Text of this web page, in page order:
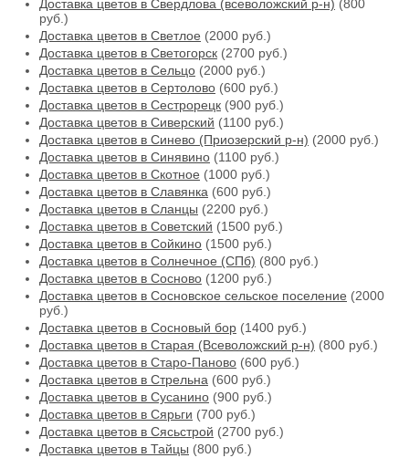
Доставка цветов в Свердлова (всеволожский р-н) (800
руб.)
Доставка цветов в Светлое (2000 руб.)
Доставка цветов в Светогорск (2700 руб.)
Доставка цветов в Сельцо (2000 руб.)
Доставка цветов в Сертолово (600 руб.)
Доставка цветов в Сестрорецк (900 руб.)
Доставка цветов в Сиверский (1100 руб.)
Доставка цветов в Синево (Приозерский р-н) (2000 руб.)
Доставка цветов в Синявино (1100 руб.)
Доставка цветов в Скотное (1000 руб.)
Доставка цветов в Славянка (600 руб.)
Доставка цветов в Сланцы (2200 руб.)
Доставка цветов в Советский (1500 руб.)
Доставка цветов в Сойкино (1500 руб.)
Доставка цветов в Солнечное (СПб) (800 руб.)
Доставка цветов в Сосново (1200 руб.)
Доставка цветов в Сосновское сельское поселение (2000
руб.)
Доставка цветов в Сосновый бор (1400 руб.)
Доставка цветов в Старая (Всеволожский р-н) (800 руб.)
Доставка цветов в Старо-Паново (600 руб.)
Доставка цветов в Стрельна (600 руб.)
Доставка цветов в Сусанино (900 руб.)
Доставка цветов в Сярьги (700 руб.)
Доставка цветов в Сясьстрой (2700 руб.)
Доставка цветов в Тайцы (800 руб.)